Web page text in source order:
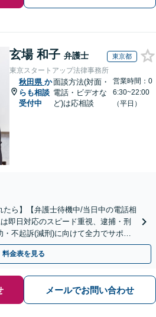
玄場 和子 弁護士 東京都
東京スタートアップ法律事務所
秋田県 か
らも相談
受付中
面談方法(対面・
電話・ビデオな
ど)は応相談
営業時間：0
6:30~22:00
（平日）
たら】【弁護士待機中/当日中の電話相
即日対応のスピード重視、逮捕・刑
不起訴(減刑)に向けて全力でサポー
門】
料金表を見る
メールでお問い合わせ